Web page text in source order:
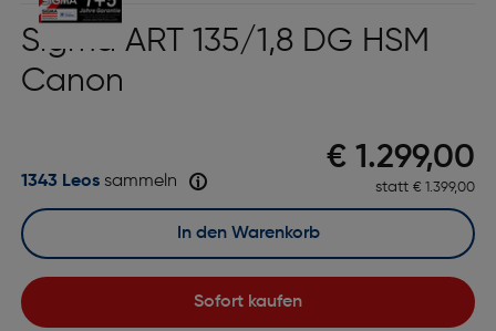
Sigma ART 135/1,8 DG HSM
Canon
Preis nach
€ 1.299,00
statt€ 1.399,00
1343 Leossammeln
Sofort kaufen
In den Warenkorb